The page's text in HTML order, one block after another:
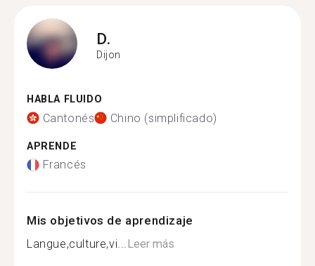
D.
Dijon
HABLA FLUIDO
Cantonés Chino (simplificado)
APRENDE
Francés
Mis objetivos de aprendizaje
Langue,culture,vi...Leer más